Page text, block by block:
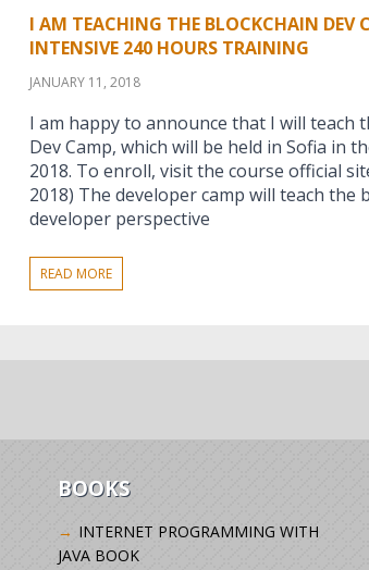
I AM TEACHING THE BLOCKCHAIN DEV
INTENSIVE 240 HOURS TRAINING
JANUARY 11, 2018
I am happy to announce that I will teach
Dev Camp, which will be held in Sofia in
2018. To enroll, visit the course official
2018) The developer camp will teach
developer perspective
READ MORE
BOOKS
INTERNET PROGRAMMING WITH
JAVA BOOK